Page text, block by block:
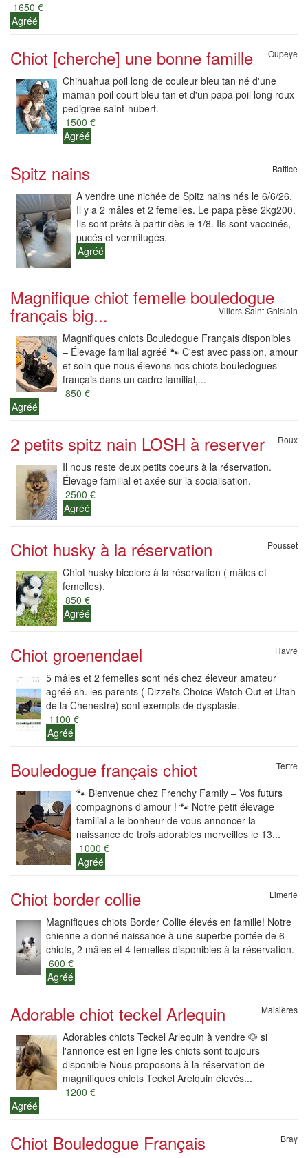
1650 €
Agréé
Chiot [cherche] une bonne famille Oupeye
Chihuahua poil long de couleur bleu tan né d'une
maman poil court bleu tan et d'un papa poil long roux
pedigree saint-hubert.
1500 €
Agréé
Spitz nains Battice
A vendre une nichée de Spitz nains nés le 6/6/26.
Il y a 2 mâles et 2 femelles. Le papa pèse 2kg200.
Ils sont prêts à partir dès le 1/8. Ils sont vaccinés,
pucés et vermifugés.
Agréé
Magnifique chiot femelle bouledogue
français big... Villers-Saint-Ghislain
Magnifiques chiots Bouledogue Français disponibles
– Élevage familial agréé 🐾 C'est avec passion, amour
et soin que nous élevons nos chiots bouledogues
français dans un cadre familial,...
850 €
Agréé
2 petits spitz nain LOSH à reserver Roux
Il nous reste deux petits coeurs à la réservation.
Élevage familial et axée sur la socialisation.
2500 €
Agréé
Chiot husky à la réservation Pousset
Chiot husky bicolore à la réservation ( mâles et
femelles).
850 €
Agréé
Chiot groenendael Havré
5 mâles et 2 femelles sont nés chez éleveur amateur
agréé sh. les parents ( Dizzel's Choice Watch Out et Utah
de la Chenestre) sont exempts de dysplasie.
1100 €
Agréé
Bouledogue français chiot Tertre
​🐾 Bienvenue chez Frenchy Family – Vos futurs
compagnons d'amour ! 🐾 ​Notre petit élevage
familial a le bonheur de vous annoncer la
naissance de trois adorables merveilles le 13...
1000 €
Agréé
Chiot border collie Limerlé
Magnifiques chiots Border Collie élevés en famille! Notre
chienne a donné naissance à une superbe portée de 6
chiots, 2 mâles et 4 femelles disponibles à la réservation.
600 €
Agréé
Adorable chiot teckel Arlequin Maisières
Adorables chiots Teckel Arlequin à vendre 🐶 si
l'annonce est en ligne les chiots sont toujours
disponible Nous proposons à la réservation de
magnifiques chiots Teckel Arelquin élevés...
1200 €
Agréé
Chiot Bouledogue Français Bray